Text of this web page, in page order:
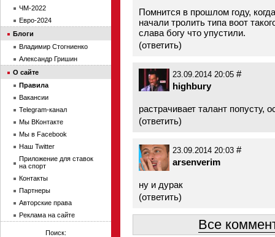
Помнится в прошлом году,
начали тролить типа воот
слава богу что упустили.
(ответить)
23.09.2014 20:05 #
highbury
растрачивает талант попусту,
(ответить)
23.09.2014 20:03 #
arsenverim
ну и дурак
(ответить)
Все
ЧМ-2022
Евро-2024
Блоги
Владимир Стогниенко
Александр Гришин
О сайте
Правила
Вакансии
Telegram-канал
Мы ВКонтакте
Мы в Facebook
Наш Twitter
Приложение для ставок
на спорт
Контакты
Партнеры
Авторские права
Реклама на сайте
Поиск: